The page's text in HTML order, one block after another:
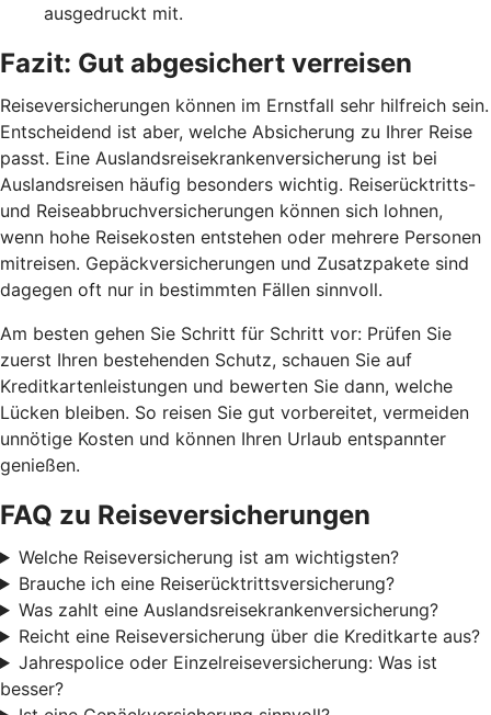
ausgedruckt mit.
Fazit: Gut abgesichert verreisen
Reiseversicherungen können im Ernstfall sehr hilfreich sein.
Entscheidend ist aber, welche Absicherung zu Ihrer Reise
passt. Eine Auslandsreisekrankenversicherung ist bei
Auslandsreisen häufig besonders wichtig. Reiserücktritts-
und Reiseabbruchversicherungen können sich lohnen,
wenn hohe Reisekosten entstehen oder mehrere Personen
mitreisen. Gepäckversicherungen und Zusatzpakete sind
dagegen oft nur in bestimmten Fällen sinnvoll.
Am besten gehen Sie Schritt für Schritt vor: Prüfen Sie
zuerst Ihren bestehenden Schutz, schauen Sie auf
Kreditkartenleistungen und bewerten Sie dann, welche
Lücken bleiben. So reisen Sie gut vorbereitet, vermeiden
unnötige Kosten und können Ihren Urlaub entspannter
genießen.
FAQ zu Reiseversicherungen
Welche Reiseversicherung ist am wichtigsten?
Brauche ich eine Reiserücktrittsversicherung?
Was zahlt eine Auslandsreisekrankenversicherung?
Reicht eine Reiseversicherung über die Kreditkarte aus?
Jahrespolice oder Einzelreiseversicherung: Was ist
besser?